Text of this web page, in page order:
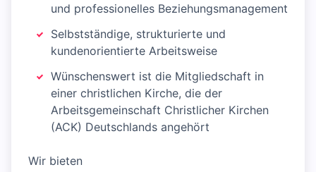
und professionelles Beziehungsmanagement
Selbstständige, strukturierte und
kundenorientierte Arbeitsweise
Wünschenswert ist die Mitgliedschaft in
einer christlichen Kirche, die der
Arbeitsgemeinschaft Christlicher Kirchen
(ACK) Deutschlands angehört
Wir bieten